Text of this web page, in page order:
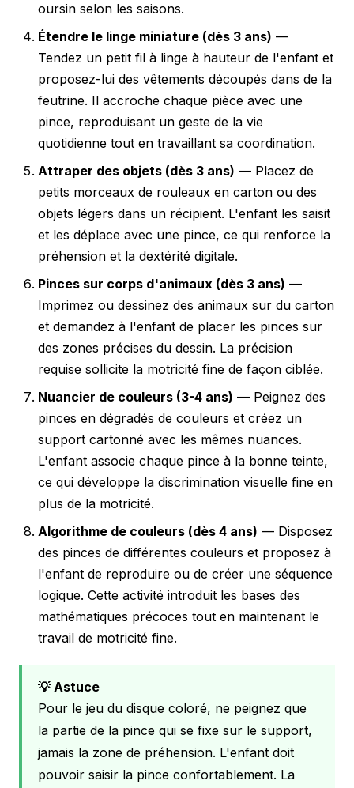
oursin selon les saisons.
Étendre le linge miniature (dès 3 ans) —
Tendez un petit fil à linge à hauteur de l'enfant et
proposez-lui des vêtements découpés dans de la
feutrine. Il accroche chaque pièce avec une
pince, reproduisant un geste de la vie
quotidienne tout en travaillant sa coordination.
Attraper des objets (dès 3 ans) — Placez de
petits morceaux de rouleaux en carton ou des
objets légers dans un récipient. L'enfant les saisit
et les déplace avec une pince, ce qui renforce la
préhension et la dextérité digitale.
Pinces sur corps d'animaux (dès 3 ans) —
Imprimez ou dessinez des animaux sur du carton
et demandez à l'enfant de placer les pinces sur
des zones précises du dessin. La précision
requise sollicite la motricité fine de façon ciblée.
Nuancier de couleurs (3-4 ans) — Peignez des
pinces en dégradés de couleurs et créez un
support cartonné avec les mêmes nuances.
L'enfant associe chaque pince à la bonne teinte,
ce qui développe la discrimination visuelle fine en
plus de la motricité.
Algorithme de couleurs (dès 4 ans) — Disposez
des pinces de différentes couleurs et proposez à
l'enfant de reproduire ou de créer une séquence
logique. Cette activité introduit les bases des
mathématiques précoces tout en maintenant le
travail de motricité fine.
💡 Astuce
Pour le jeu du disque coloré, ne peignez que
la partie de la pince qui se fixe sur le support,
jamais la zone de préhension. L'enfant doit
pouvoir saisir la pince confortablement. La